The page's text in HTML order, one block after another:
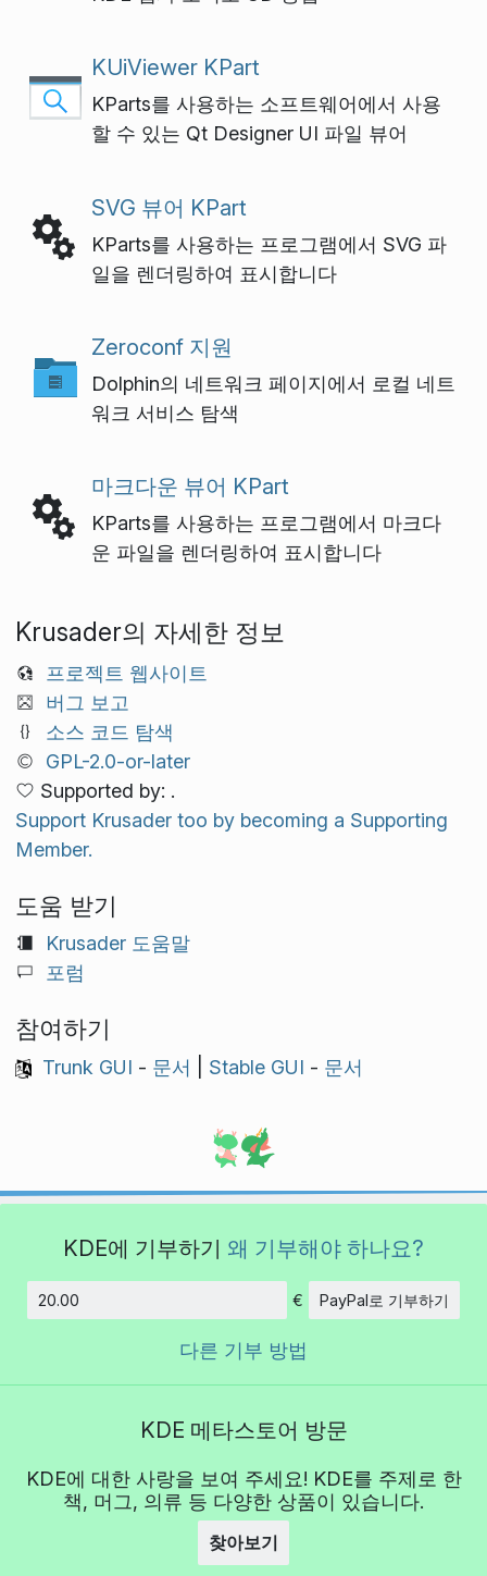
KUiViewer KPart
KParts를 사용하는 소프트웨어에서 사용
할 수 있는 Qt Designer UI 파일 뷰어
SVG 뷰어 KPart
KParts를 사용하는 프로그램에서 SVG 파
일을 렌더링하여 표시합니다
Zeroconf 지원
Dolphin의 네트워크 페이지에서 로컬 네트
워크 서비스 탐색
마크다운 뷰어 KPart
KParts를 사용하는 프로그램에서 마크다
운 파일을 렌더링하여 표시합니다
Krusader의 자세한 정보
프로젝트 웹사이트
버그 보고
소스 코드 탐색
GPL-2.0-or-later
Supported by: .
Support Krusader too by becoming a Supporting
Member.
도움 받기
Krusader 도움말
포럼
참여하기
Trunk GUI - 문서 Stable GUI - 문서
KDE에 기부하기 왜 기부해야 하나요?
€ PayPal로 기부하기
다른 기부 방법
KDE 메타스토어 방문
KDE에 대한 사랑을 보여 주세요! KDE를 주제로 한
책, 머그, 의류 등 다양한 상품이 있습니다.
찾아보기